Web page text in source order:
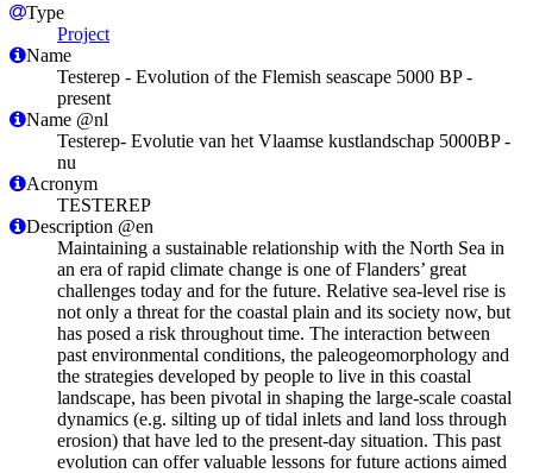
Type
Project
Name
Testerep - Evolution of the Flemish seascape 5000 BP -
present
Name @nl
Testerep- Evolutie van het Vlaamse kustlandschap 5000BP -
nu
Acronym
TESTEREP
Description @en
Maintaining a sustainable relationship with the North Sea in
an era of rapid climate change is one of Flanders’ great
challenges today and for the future. Relative sea-level rise is
not only a threat for the coastal plain and its society now, but
has posed a risk throughout time. The interaction between
past environmental conditions, the paleogeomorphology and
the strategies developed by people to live in this coastal
landscape, has been pivotal in shaping the large-scale coastal
dynamics (e.g. silting up of tidal inlets and land loss through
erosion) that have led to the present-day situation. This past
evolution can offer valuable lessons for future actions aimed